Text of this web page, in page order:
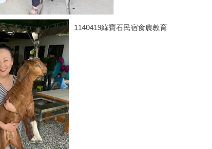
1140419綠寶石民宿食農教育